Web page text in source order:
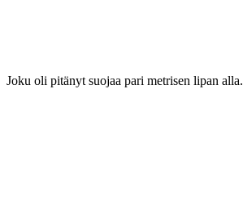
Joku oli pitänyt suojaa pari metrisen lipan alla.